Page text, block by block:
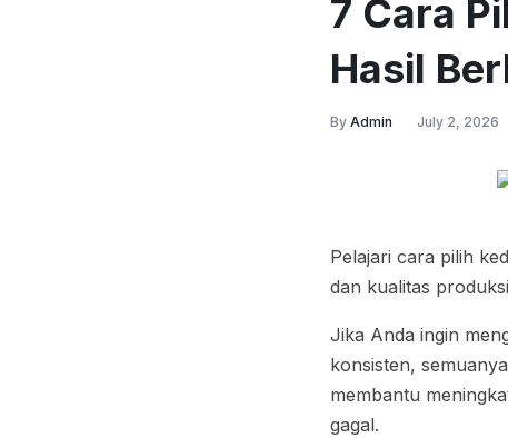
7 Cara
Hasil
By Admin July 2, 2026
Pelajari cara pilih
dan kualitas
Jika Anda ingin
konsisten,
membantu
gagal.